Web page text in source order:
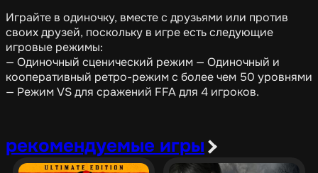
Играйте в одиночку, вместе с друзьями или против
своих друзей, поскольку в игре есть следующие
игровые режимы:
— Одиночный сценический режим — Одиночный и
кооперативный ретро-режим с более чем 50 уровнями
— Режим VS для сражений FFA для 4 игроков.
рекомендуемые игры